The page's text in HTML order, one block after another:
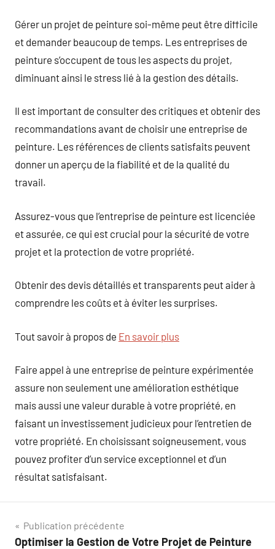
Gérer un projet de peinture soi-même peut être difficile
et demander beaucoup de temps. Les entreprises de
peinture s’occupent de tous les aspects du projet,
diminuant ainsi le stress lié à la gestion des détails.
Il est important de consulter des critiques et obtenir des
recommandations avant de choisir une entreprise de
peinture. Les références de clients satisfaits peuvent
donner un aperçu de la fiabilité et de la qualité du
travail.
Assurez-vous que l’entreprise de peinture est licenciée
et assurée, ce qui est crucial pour la sécurité de votre
projet et la protection de votre propriété.
Obtenir des devis détaillés et transparents peut aider à
comprendre les coûts et à éviter les surprises.
Tout savoir à propos de En savoir plus
Faire appel à une entreprise de peinture expérimentée
assure non seulement une amélioration esthétique
mais aussi une valeur durable à votre propriété, en
faisant un investissement judicieux pour l’entretien de
votre propriété. En choisissant soigneusement, vous
pouvez profiter d’un service exceptionnel et d’un
résultat satisfaisant.
Navigation
Publication précédente
Optimiser la Gestion de Votre Projet de Peinture